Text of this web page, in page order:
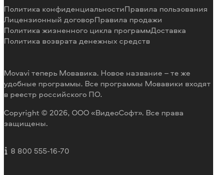
Способы оплаты
Возврат средств
Отзывы пользователей
Разработка видеоредактора под заказ
Movavi теперь Мовавика. Новое название – те же
удобные программы. Все программы Мовавики входят
в реестр российского ПО.
Copyright © 2026, ООО «ВидеоСофт». Все права
защищены.
8 800 555-16-70
Политика конфиденциальностиПравила пользования
Лицензионный договорПравила продажи
Политика жизненного цикла программДоставка
Политика возврата денежных средств